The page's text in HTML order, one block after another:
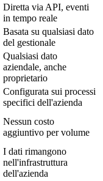
Diretta via API, eventi
in tempo reale
Basata su qualsiasi dato
del gestionale
Qualsiasi dato
aziendale, anche
proprietario
Configurata sui processi
specifici dell'azienda
Nessun costo
aggiuntivo per volume
I dati rimangono
nell'infrastruttura
dell'azienda